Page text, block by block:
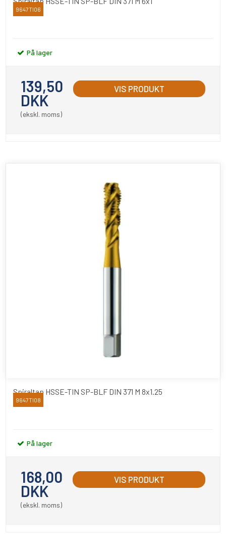
YAMAWA
9647TI06
På lager
139,50
DKK
(ekskl. moms)
VIS PRODUKT
Spiraltap HSSE-TIN SP-BLF DIN 371 M 8x1.25
YAMAWA
9647TI08
På lager
168,00
DKK
(ekskl. moms)
VIS PRODUKT